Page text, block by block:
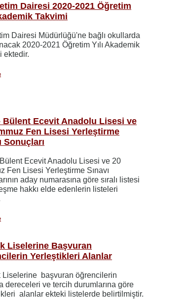
Dairesi 2020-2021 Öğretim
Takvimi
Dairesi Müdürlüğü'ne bağlı okullarda
2020-2021 Öğretim Yılı Akademik
ektedir.
Bülent Ecevit Anadolu Lisesi ve
Fen Lisesi Yerleştirme
Sonuçları
Ecevit Anadolu Lisesi ve 20
Fen Lisesi Yerleştirme Sınavı
aday numarasına göre sıralı listesi
hakkı elde edenlerin listeleri
Liselerine Başvuran
Yerleştikleri Alanlar
Liselerine başvuran öğrencilerin
dereceleri ve tercih durumlarına göre
alanlar ekteki listelerde belirtilmiştir.